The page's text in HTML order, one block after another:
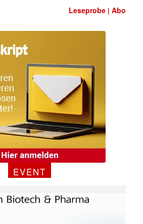
Leseprobe |Abo
EVENT